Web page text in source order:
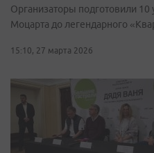
Организаторы подготовили
Моцарта до легендарного
15:10, 27 марта 2026